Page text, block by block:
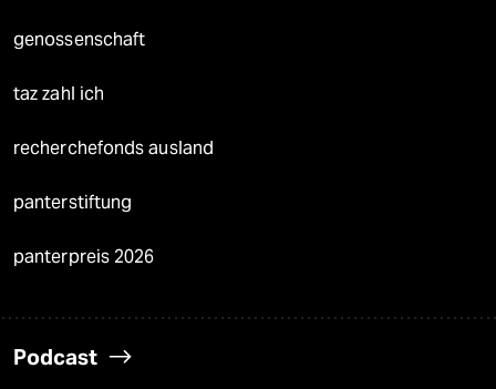
genossenschaft
taz zahl ich
recherchefonds ausland
panterstiftung
panterpreis 2026
Podcast